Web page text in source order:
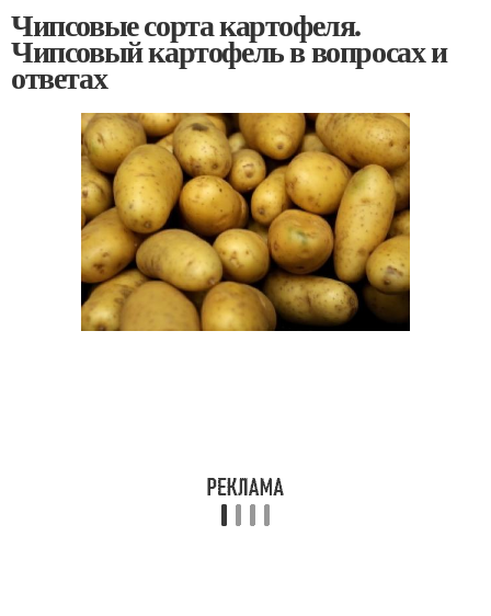
Чипсовые сорта картофеля.
Чипсовый картофель в вопросах и
ответах